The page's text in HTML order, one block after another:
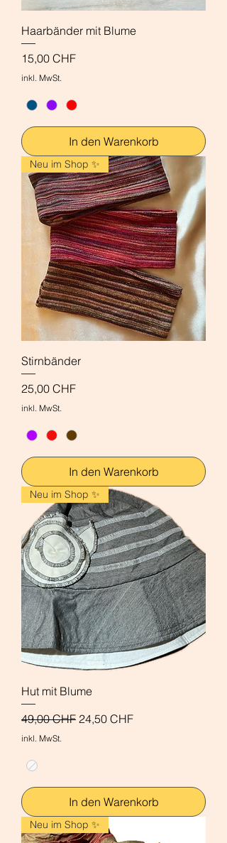
Haarbänder mit Blume
Preis
15,00 CHF
inkl. MwSt.
In den Warenkorb
Neu im Shop ✨
Stirnbänder
Preis
25,00 CHF
inkl. MwSt.
In den Warenkorb
Neu im Shop ✨
Hut mit Blume
Standardpreis
49,00 CHF Sale-Preis
24,50 CHF
inkl. MwSt.
In den Warenkorb
Neu im Shop ✨